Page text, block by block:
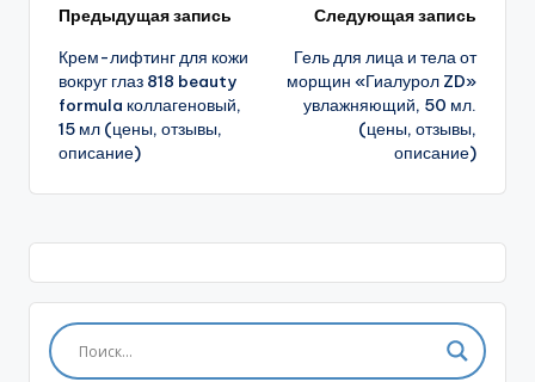
Навигация
записи
Предыдущая запись
Крем-лифтинг для кожи
вокруг глаз 818 beauty
formula коллагеновый,
15 мл (цены, отзывы,
описание)
Следующая запись
Гель для лица и тела от
морщин «Гиалурол ZD»
увлажняющий, 50 мл.
(цены, отзывы,
описание)